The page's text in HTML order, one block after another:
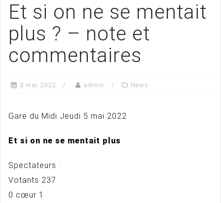
Et si on ne se mentait
plus ? – note et
commentaires
8 mai 2022 admin News
Gare du Midi Jeudi 5 mai 2022
Et si on ne se mentait plus
Spectateurs :
Votants 237
0 cœur 1